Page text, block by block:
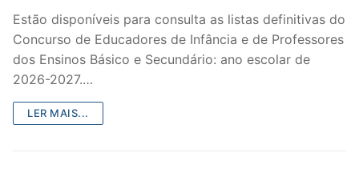
2º/3º CEB / SECUNDÁRIO
ENSINO ARTÍSTICO
Estão disponíveis para consulta as listas definitivas do
Concurso de Educadores de Infância e de Professores
dos Ensinos Básico e Secundário: ano escolar de
2026-2027.…
LER MAIS...